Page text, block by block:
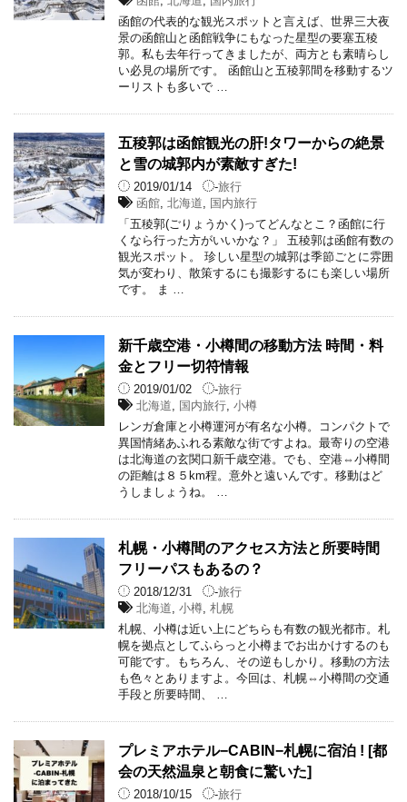
函館の代表的な観光スポットと言えば、世界三大夜
景の函館山と函館戦争にもなった星型の要塞五稜
郭。私も去年行ってきましたが、両方とも素晴らし
い必見の場所です。 函館山と五稜郭間を移動するツ
ーリストも多いで …
五稜郭は函館観光の肝!タワーからの絶景
と雪の城郭内が素敵すぎた!
2019/01/14 -旅行
函館 ,北海道
国内旅行
「五稜郭(ごりょうかく)ってどんなとこ？函館に行
くなら行った方がいいかな？」 五稜郭は函館有数の
観光スポット。 珍しい星型の城郭は季節ごとに雰囲
気が変わり、散策するにも撮影するにも楽しい場所
です。 ま …
新千歳空港・小樽間の移動方法 時間・料
金とフリー切符情報
2019/01/02 -旅行
北海道
国内旅行 ,小樽
レンガ倉庫と小樽運河が有名な小樽。コンパクトで
異国情緒あふれる素敵な街ですよね。最寄りの空港
は北海道の玄関口新千歳空港。でも、空港⇔小樽間
の距離は８５km程。意外と遠いんです。移動はど
うしましょうね。 …
札幌・小樽間のアクセス方法と所要時間
フリーパスもあるの？
2018/12/31 -旅行
北海道 ,小樽 ,札幌
札幌、小樽は近い上にどちらも有数の観光都市。札
幌を拠点としてふらっと小樽までお出かけするのも
可能です。もちろん、その逆もしかり。移動の方法
も色々とありますよ。今回は、札幌⇔小樽間の交通
手段と所要時間、 …
プレミアホテル−CABIN−札幌に宿泊 ! [都
会の天然温泉と朝食に驚いた]
2018/10/15 -旅行